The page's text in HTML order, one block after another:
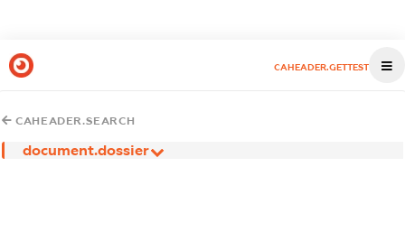
CAHEADER.GETTEST
CAHEADER.SEARCH
document.dossier